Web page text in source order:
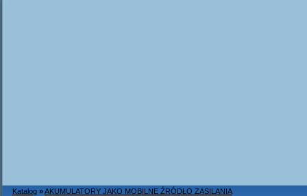
Katalog »AKUMULATORY JAKO MOBILNE ŹRÓDŁO ZASILANIA